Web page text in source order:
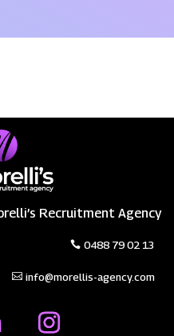
Recruitment Agency
0488 79 02 13
info@morellis-agency.com